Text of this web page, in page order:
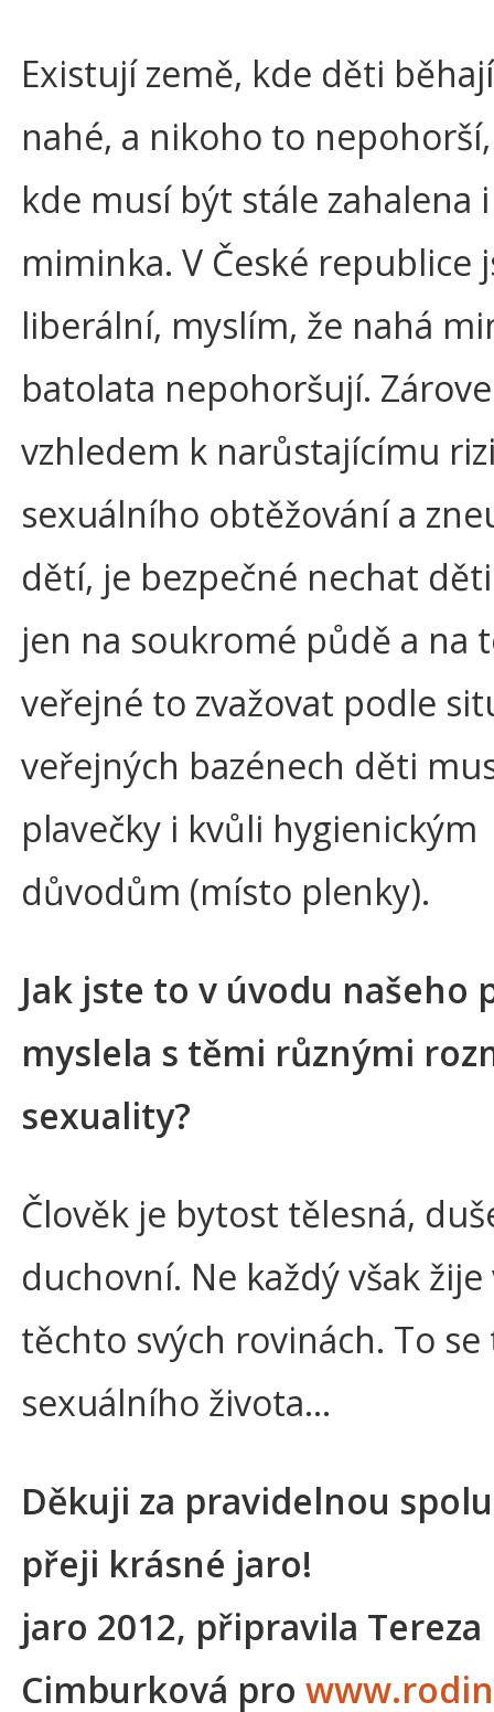
Existují země, kde děti
nahé, a nikoho to
kde musí být stále zahalena i
miminka. V České republice
liberální, myslím, že nahá
batolata nepohoršují.
vzhledem k narůstajícímu
sexuálního obtěžování a
dětí, je bezpečné nechat
jen na soukromé půdě a na
veřejné to zvažovat podle
veřejných bazénech děti
plavečky i kvůli hygienickým
důvodům (místo plenky).
Jak jste to v úvodu našeho
myslela s těmi různými
sexuality?
Člověk je bytost tělesná,
duchovní. Ne každý však žije
těchto svých rovinách. To
sexuálního života…
Děkuji za pravidelnou
přeji krásné jaro!
jaro 2012, připravila Tereza
Cimburková pro